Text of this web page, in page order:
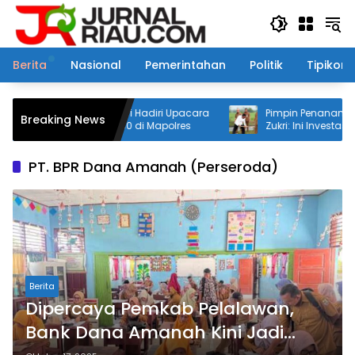
Langsung
konten
Berita
Nasional Pemerintahan Politik Tipikor
Breaking News
H. Zukri Hadiri Upacara
ke-80 di Mapolres
Pimpin Penanaman Pohon Aren,
Zukri: Ini Investasi Jangka
Masa Depan Pelalawan
PT. BPR Dana Amanah (Perseroda)
Berita
Dipercaya Pemkab Pelalawan,
Bank Dana Amanah Kini Jadi